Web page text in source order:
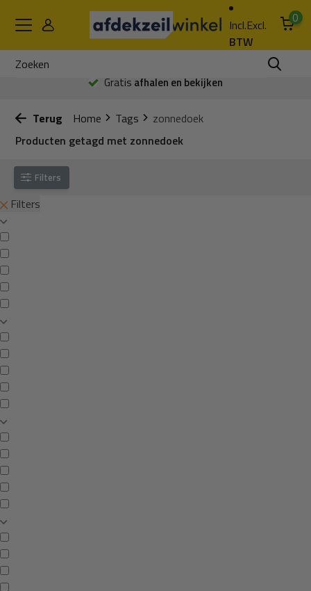
Incl.Excl.
BTW
0
Gratis afhalen en bekijken
Terug Home Tags
zonnedoek
Producten getagd met zonnedoek
Filters
Filters